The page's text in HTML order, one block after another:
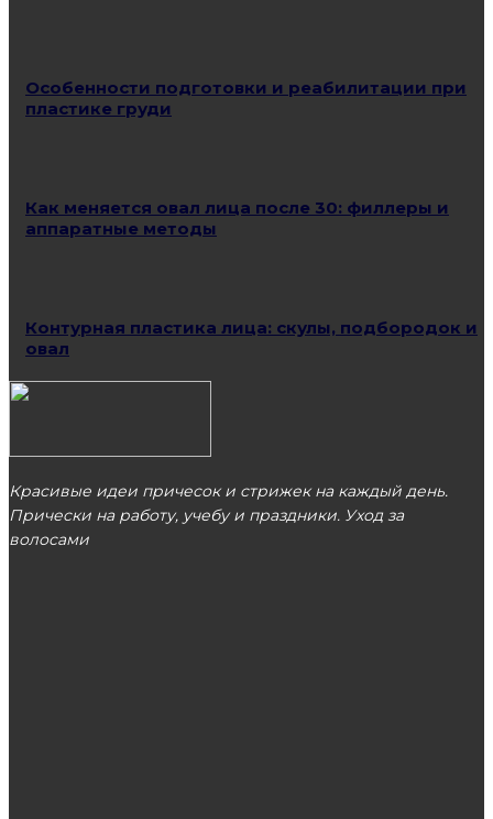
Особенности подготовки и реабилитации при
пластике груди
Как меняется овал лица после 30: филлеры и
аппаратные методы
Контурная пластика лица: скулы, подбородок и
овал
Красивые идеи причесок и стрижек на каждый день.
Прически на работу, учебу и праздники. Уход за
волосами